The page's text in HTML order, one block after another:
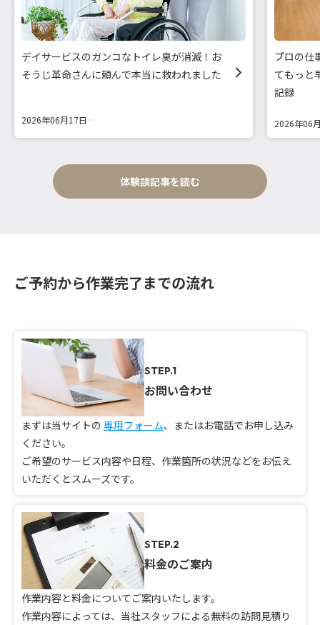
デイサービスのガンコなトイレ臭が消滅！お
そうじ革命さんに頼んで本当に救われました
2026年06月17日
プロの仕
てもっと
記録
2026年06
体験談記事を読む
ご予約から作業完了までの流れ
STEP.1
お問い合わせ
まずは当サイトの 専用フォーム、またはお電話でお申し込み
ください。
ご希望のサービス内容や日程、作業箇所の状況などをお伝え
いただくとスムーズです。
STEP.2
料金のご案内
作業内容と料金についてご案内いたします。
作業内容によっては、当社スタッフによる無料の訪問見積り